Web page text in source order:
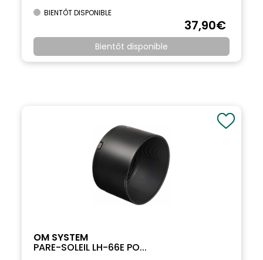
BIENTÔT DISPONIBLE
37,90€
Bientôt disponible
OM SYSTEM
PARE-SOLEIL LH-66E PO...